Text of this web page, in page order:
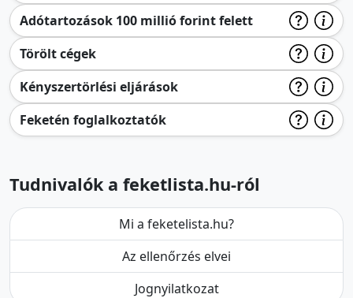
Adótartozások 100 millió forint felett
Törölt cégek
Kényszertörlési eljárások
Feketén foglalkoztatók
Tudnivalók a feketlista.hu-ról
Mi a feketelista.hu?
Az ellenőrzés elvei
Jognyilatkozat